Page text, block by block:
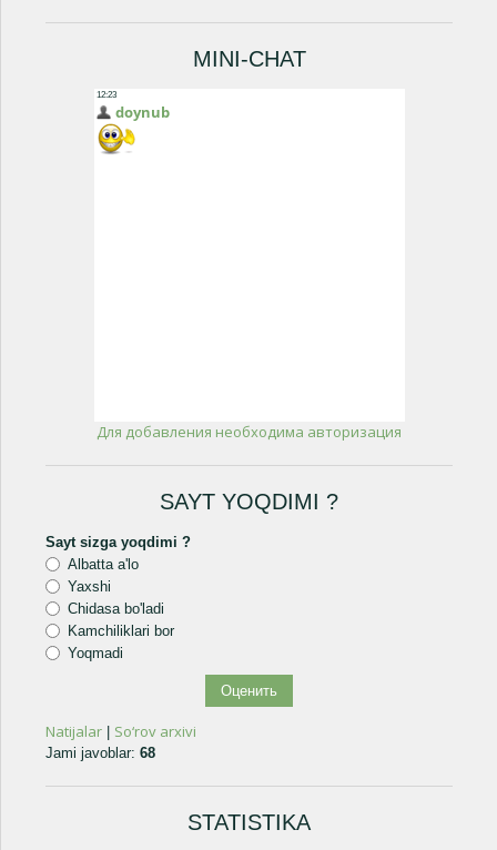
MINI-CHAT
Для добавления необходима авторизация
SAYT YOQDIMI ?
Sayt sizga yoqdimi ?
Albatta a'lo
Yaxshi
Chidasa bo'ladi
Kamchiliklari bor
Yoqmadi
Natijalar So‘rov arxivi
Jami javoblar: 68
STATISTIKA